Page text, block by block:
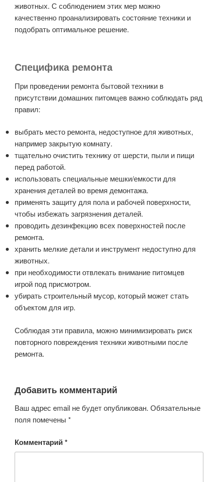
животных. С соблюдением этих мер можно
качественно проанализировать состояние техники и
подобрать оптимальное решение.
Специфика ремонта
При проведении ремонта бытовой техники в
присутствии домашних питомцев важно соблюдать ряд
правил:
выбрать место ремонта, недоступное для животных,
например закрытую комнату.
тщательно очистить технику от шерсти, пыли и пищи
перед работой.
использовать специальные мешки/емкости для
хранения деталей во время демонтажа.
применять защиту для пола и рабочей поверхности,
чтобы избежать загрязнения деталей.
проводить дезинфекцию всех поверхностей после
ремонта.
хранить мелкие детали и инструмент недоступно для
животных.
при необходимости отвлекать внимание питомцев
игрой под присмотром.
убирать строительный мусор, который может стать
объектом для игр.
Соблюдая эти правила, можно минимизировать риск
повторного повреждения техники животными после
ремонта.
Добавить комментарий
Ваш адрес email не будет опубликован. Обязательные
поля помечены *
Комментарий*